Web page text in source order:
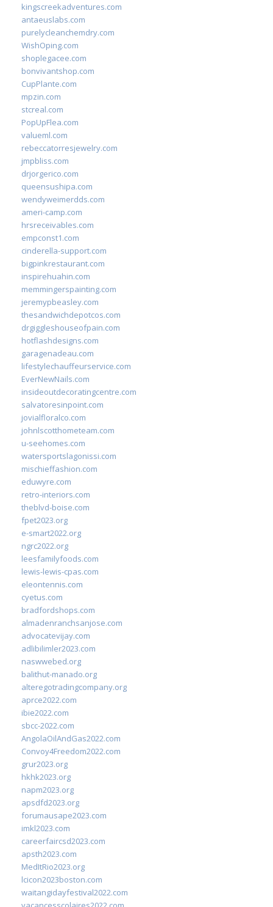
kingscreekadventures.com
antaeuslabs.com
purelycleanchemdry.com
WishOping.com
shoplegacee.com
bonvivantshop.com
CupPlante.com
mpzin.com
stcreal.com
PopUpFlea.com
valueml.com
rebeccatorresjewelry.com
jmpbliss.com
drjorgerico.com
queensushipa.com
wendyweimerdds.com
ameri-camp.com
hrsreceivables.com
empconst1.com
cinderella-support.com
bigpinkrestaurant.com
inspirehuahin.com
memmingerspainting.com
jeremypbeasley.com
thesandwichdepotcos.com
drgiggleshouseofpain.com
hotflashdesigns.com
garagenadeau.com
lifestylechauffeurservice.com
EverNewNails.com
insideoutdecoratingcentre.com
salvatoresinpoint.com
jovialfloralco.com
johnlscotthometeam.com
u-seehomes.com
watersportslagonissi.com
mischieffashion.com
eduwyre.com
retro-interiors.com
theblvd-boise.com
fpet2023.org
e-smart2022.org
ngrc2022.org
leesfamilyfoods.com
lewis-lewis-cpas.com
eleontennis.com
cyetus.com
bradfordshops.com
almadenranchsanjose.com
advocatevijay.com
adlibilimler2023.com
naswwebed.org
balithut-manado.org
alteregotradingcompany.org
aprce2022.com
ibie2022.com
sbcc-2022.com
AngolaOilAndGas2022.com
Convoy4Freedom2022.com
grur2023.org
hkhk2023.org
napm2023.org
apsdfd2023.org
forumausape2023.com
imkl2023.com
careerfaircsd2023.com
apsth2023.com
MedItRio2023.org
lcicon2023boston.com
waitangidayfestival2022.com